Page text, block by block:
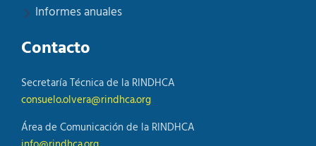
Informes anuales
Contacto
Secretaría Técnica de la RINDHCA
consuelo.olvera@rindhca.org
Área de Comunicación de la RINDHCA